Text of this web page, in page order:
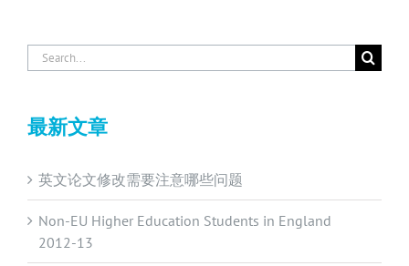
Search
for:
最新文章
英文论文修改需要注意哪些问题
Non-EU Higher Education Students in England
2012-13